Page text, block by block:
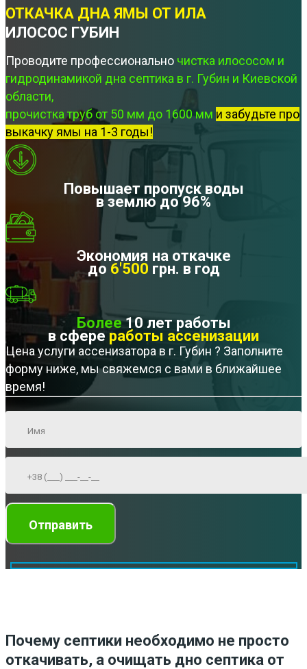
ОТКАЧКА ДНА ЯМЫ ОТ ИЛА
ИЛОСОС ГУБИН
Проводите профессионально чистка илососом и
гидродинамикой дна септика в г. Губин и Киевской
области,
прочистка труб от 50 мм до 1600 мм и забудьте про
выкачку ямы на 1-3 годы!
Повышает пропуск воды
в землю до 96%
Экономия на откачке
до 6'500 грн. в год
Более10 лет работы
в сфере работы ассенизации
Цена услуги ассенизатора в г. Губин ? Заполните
форму ниже, мы свяжемся с вами в ближайшее
время!
Почему септики необходимо не просто
откачивать, а очищать дно септика от